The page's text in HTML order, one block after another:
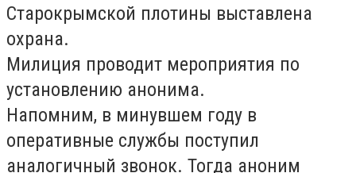
Старокрымской плотины выставлена
охрана.
Милиция проводит мероприятия по
установлению анонима.
Напомним, в минувшем году в
оперативные службы поступил
аналогичный звонок. Тогда аноним